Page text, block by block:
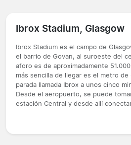
Ibrox Stadium, Glasgow
Ibrox Stadium es el campo de
el barrio de Govan, al suroeste del
aforo es de aproximadamente
más sencilla de llegar es el metro de
parada llamada Ibrox a unos cinco
Desde el aeropuerto, se puede
estación Central y desde allí